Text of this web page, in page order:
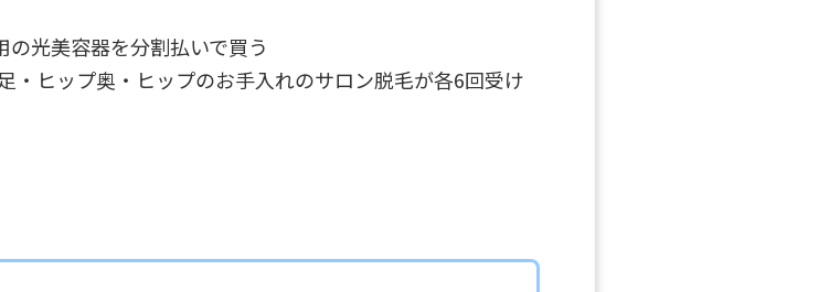
光美容器を分割払いで買う
・ヒップ奥・ヒップのお手入れのサロン脱毛が各6回受け